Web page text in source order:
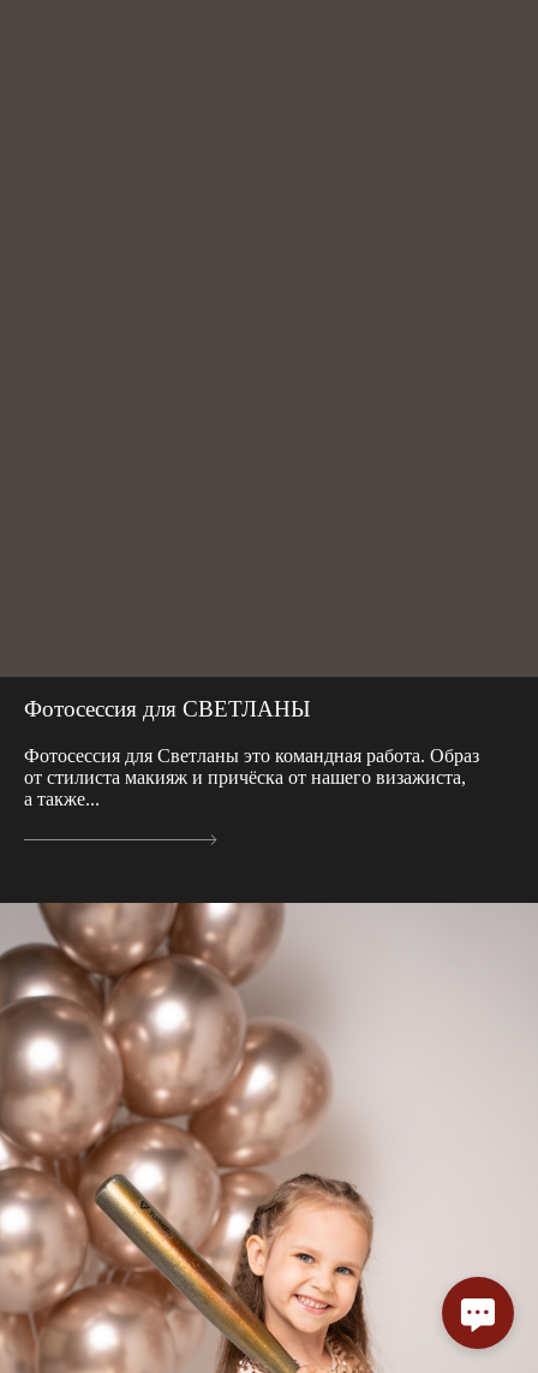
Фотосессия для СВЕТЛАНЫ
Фотосессия для Светланы это командная работа. Образ
от стилиста макияж и причёска от нашего визажиста,
а также...